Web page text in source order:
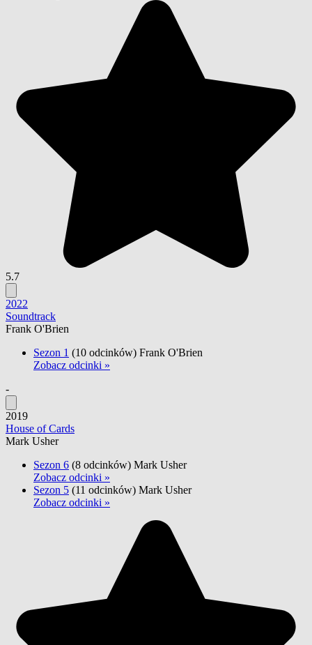
5.7
2022
Soundtrack
Frank O'Brien
Sezon 1 (10 odcinków) Frank O'Brien
Zobacz odcinki »
-
2019
House of Cards
Mark Usher
Sezon 6 (8 odcinków) Mark Usher
Zobacz odcinki »
Sezon 5 (11 odcinków) Mark Usher
Zobacz odcinki »